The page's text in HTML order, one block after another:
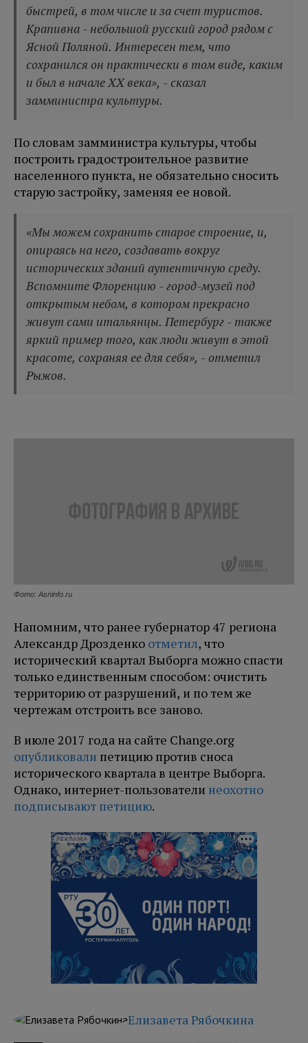
быстрей, в том числе и за счет туристов.
Крапивна - небольшой русский город рядом с
Ясной Поляной. Интересен тем, что
сохранился он практически в том виде, каким
и был в начале ХХ века», - сказал
замминистра культуры.
По словам замминистра культуры, чтобы
построить градостроительное развитие
населенного пункта, не обязательно сносить
старую застройку, заменяя ее новой.
«Мы можем сохранить старое строение, и,
опираясь на него, создавать вокруг
исторических зданий аутентичную среду.
Вспомните Флоренцию - город-музей под
открытым небом, в котором прекрасно
живут сами итальянцы. Петербург - также
яркий пример того, как люди живут в этой
красоте, сохраняя ее для себя», - отметил
Рыжов.
Фото: Asninfo.ru
Напомним, что ранее губернатор 47 региона
Александр Дрозденко отметил, что
исторический квартал Выборга можно спасти
только единственным способом: очистить
территорию от разрушений, и по тем же
чертежам отстроить все заново.
В июле 2017 года на сайте Change.org
опубликовали петицию против сноса
исторического квартала в центре Выборга.
Однако, интернет-пользователи неохотно
подписывают петицию.
РЕКЛАМА
Елизавета Рябочкина